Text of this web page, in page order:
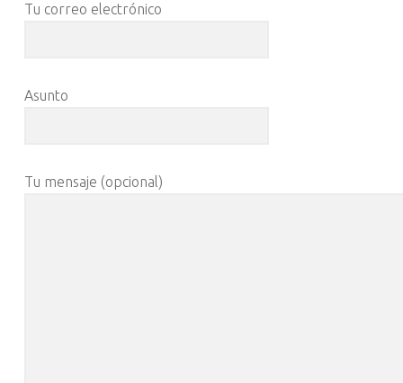
Tu correo electrónico
Asunto
Tu mensaje (opcional)